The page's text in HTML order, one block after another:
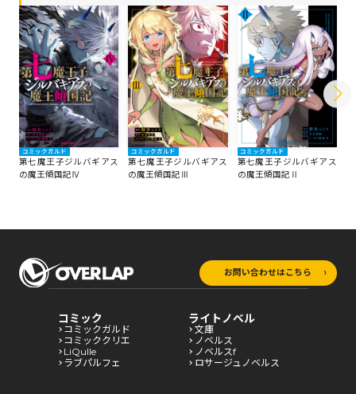
コミックガルド
第七魔王子ジルバギアス
の魔王傾国記Ⅳ
コミックガルド
第七魔王子ジルバギアス
の魔王傾国記Ⅲ
コミックガルド
第七魔王子ジルバギアス
の魔王傾国記Ⅱ
お問い合わせはこちら
コミック
コミックガルド
コミッククリエ
LiQulle
ラブパルフェ
ライトノベル
文庫
ノベルス
ノベルスf
ロサージュノベルス